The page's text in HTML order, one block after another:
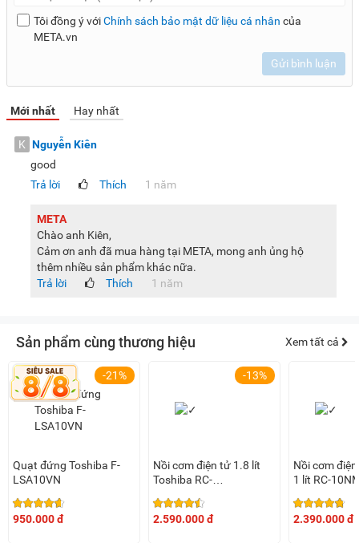
Tôi đồng ý vớiChính sách bảo mật dữ liệu cá nhân của
META.vn
Gửi bình luận
Mới nhất Hay nhất
K Nguyễn Kiên
good
Trả lời
Thích 1 năm
META
Chào anh Kiên,
Cảm ơn anh đã mua hàng tại META, mong anh ủng hộ
thêm nhiều sản phẩm khác nữa.
Trả lời
Thích 1 năm
Sản phẩm cùng thương hiệu Xem tất cả
-21%
Quạt đứng Toshiba F-
LSA10VN
950.000 đ
-13%
Nồi cơm điện tử 1.8 lít
Toshiba RC-
18NTF(W)
2.590.000 đ
Nồi cơm
1 lít RC-
2.390.000 đ